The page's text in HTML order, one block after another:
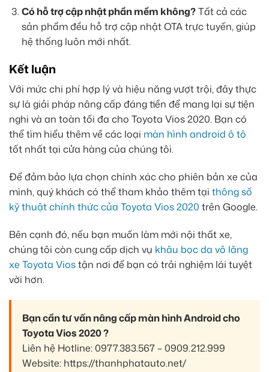
Có hỗ trợ cập nhật phần mềm không?Tất cả các
sản phẩm đều hỗ trợ cập nhật OTA trực tuyến, giúp
hệ thống luôn mới nhất.
Kết luận
Với mức chi phí hợp lý và hiệu năng vượt trội, đây thực
sự là giải pháp nâng cấp đáng tiền để mang lại sự tiện
nghi và an toàn tối đa cho Toyota Vios 2020. Bạn có
thể tìm hiểu thêm về các loại màn hình android ô tô
tốt nhất tại cửa hàng của chúng tôi.
Để đảm bảo lựa chọn chính xác cho phiên bản xe của
mình, quý khách có thể tham khảo thêm tại thông số
kỹ thuật chính thức của Toyota Vios 2020 trên Google.
Bên cạnh đó, nếu bạn muốn làm mới nội thất xe,
chúng tôi còn cung cấp dịch vụ khâu bọc da vô lăng
xe Toyota Viostận nơi để bạn có trải nghiệm lái tuyệt
vời hơn.
Bạn cần tư vấn nâng cấp màn hình Android cho
Toyota Vios 2020 ?
Liên hệ Hotline: 0977.383.567 – 0909.212.999
Website: https://thanhphatauto.net/